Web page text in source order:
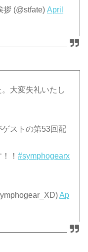
拶 (@stfate)April
。大変失礼いたし
ストの第53回配
！！#symphogearx
Ap